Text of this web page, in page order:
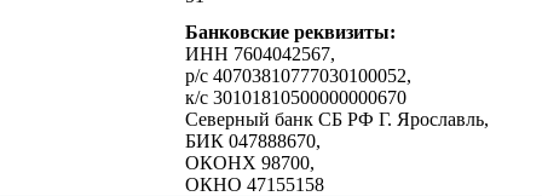
Банковские реквизиты:
ИНН 7604042567,
р/с 40703810777030100052,
к/с 30101810500000000670
Северный банк СБ РФ Г. Ярославль,
БИК 047888670,
ОКОНХ 98700,
ОКНО 47155158